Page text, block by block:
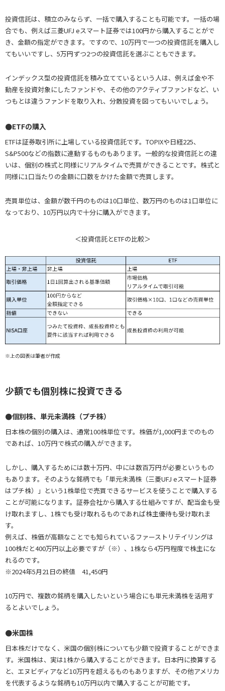
投資信託は、積立のみならず、一括で購入することも可能です。一括の場
合でも、例えば三菱UFJ eスマート証券では100円から購入することがで
き、金額の指定ができます。ですので、10万円で一つの投資信託を購入し
てもいいですし、5万円ずつ2つの投資信託を選ぶこともできます。
インデックス型の投資信託を積み立てているという人は、例えば金や不
動産を投資対象にしたファンドや、その他のアクティブファンドなど、い
つもとは違うファンドを取り入れ、分散投資を図ってもいいでしょう。
●ETFの購入
ETFは証券取引所に上場している投資信託です。TOPIXや日経225、
S&P500などの指数に連動するものもあります。一般的な投資信託との違
いは、個別の株式と同様にリアルタイムで売買ができることです。株式と
同様に1口当たりの金額に口数をかけた金額で売買します。
売買単位は、金額が数千円のものは10口単位、数万円のものは1口単位に
なっており、10万円以内で十分に購入ができます。
＜投資信託とETFの比較＞
※上の図表は筆者が作成
少額でも個別株に投資できる
●個別株、単元未満株（プチ株）
日本株の個別の購入は、通常100株単位です。株価が1,000円までのもの
であれば、10万円で株式の購入ができます。
しかし、購入するためには数十万円、中には数百万円が必要というもの
もあります。そのような銘柄でも「単元未満株（三菱UFJ eスマート証券
はプチ株）」という1株単位で売買できるサービスを使うことで購入する
ことが可能になります。証券会社から購入する仕組みですが、配当金も受
け取れますし、1株でも受け取れるものであれば株主優待も受け取れま
す。
例えば、株価が高額なことでも知られているファーストリテイリングは
100株だと400万円以上必要ですが（※）、1株なら4万円程度で株主にな
れるのです。
※2024年5月21日の終値 41,450円
10万円で、複数の銘柄を購入したいという場合にも単元未満株を活用す
るとよいでしょう。
●米国株
日本株だけでなく、米国の個別株についても少額で投資することができま
す。米国株は、実は1株から購入することができます。日本円に換算する
と、エヌビディアなど10万円を超えるものもありますが、その他アメリカ
を代表するような銘柄も10万円以内で購入することが可能です。